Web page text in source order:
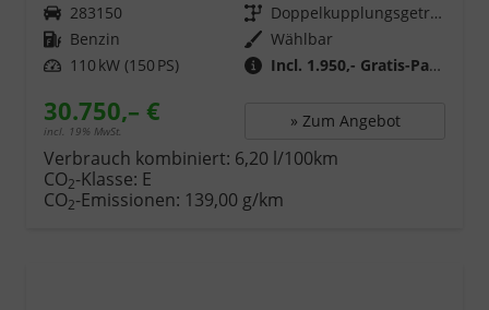
Fahrzeugnr. 283150 Getriebe
Doppelkupplungsgetriebe (DSG)
Kraftstoff Benzin
Wählbar
Leistung 110 kW (150 PS) Incl. 1.950,- Gratis-Paket
30.750,– €
incl. 19% MwSt. » Zum Angebot
Verbrauch kombiniert: 6,20 l/100km
CO2-Klasse: E
CO2-Emissionen: 139,00 g/km